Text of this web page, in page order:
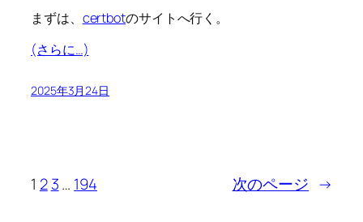
まずは、 certbotのサイトへ行く。
(さらに…)
2025年3月24日
1 2 3… 194 次のページ →